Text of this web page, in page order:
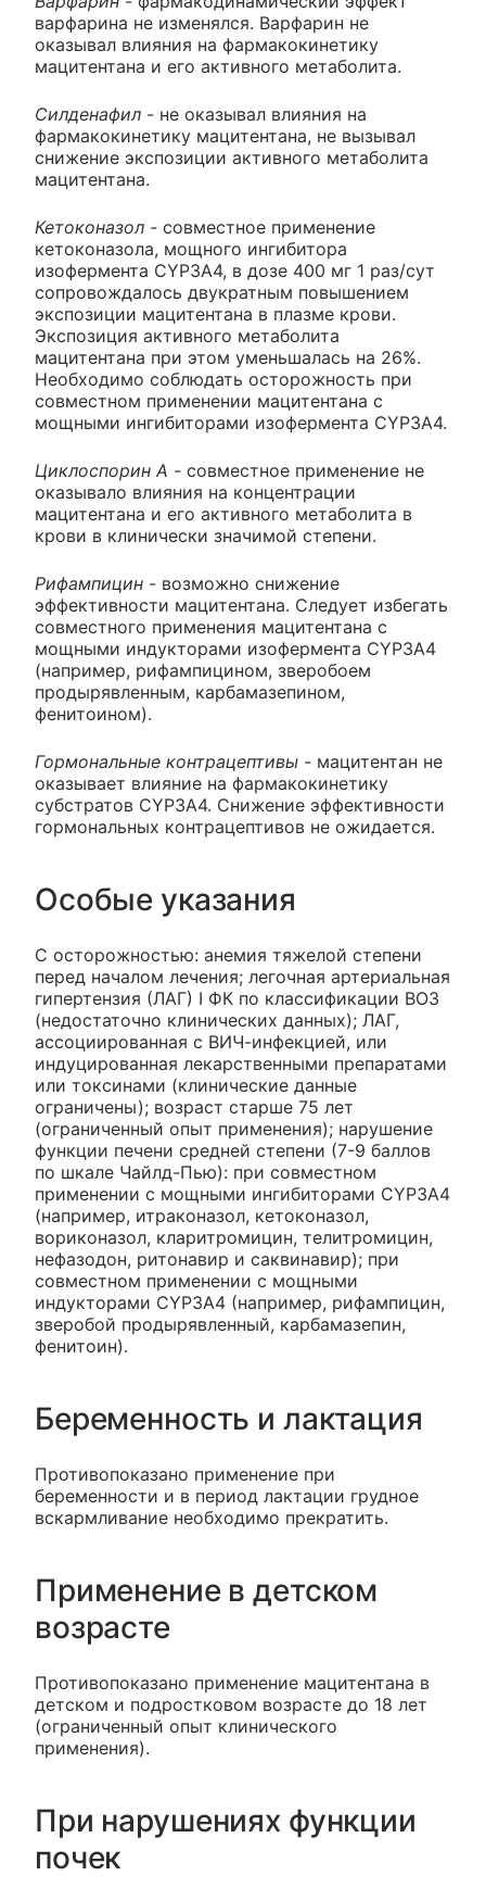
варфарина не изменялся. Варфарин не
оказывал влияния на фармакокинетику
мацитентана и его активного метаболита.
Силденафил - не оказывал влияния на
фармакокинетику мацитентана, не вызывал
снижение экспозиции активного метаболита
мацитентана.
Кетоконазол - совместное применение
кетоконазола, мощного ингибитора
изофермента CYP3A4, в дозе 400 мг 1 раз/сут
сопровождалось двукратным повышением
экспозиции мацитентана в плазме крови.
Экспозиция активного метаболита
мацитентана при этом уменьшалась на 26%.
Необходимо соблюдать осторожность при
совместном применении мацитентана с
мощными ингибиторами изофермента CYP3A4.
Циклоспорин А - совместное применение не
оказывало влияния на концентрации
мацитентана и его активного метаболита в
крови в клинически значимой степени.
Рифампицин - возможно снижение
эффективности мацитентана. Следует избегать
совместного применения мацитентана с
мощными индукторами изофермента CYP3A4
(например, рифампицином, зверобоем
продырявленным, карбамазепином,
фенитоином).
Гормональные контрацептивы - мацитентан не
оказывает влияние на фармакокинетику
субстратов CYP3A4. Снижение эффективности
гормональных контрацептивов не ожидается.
Особые указания
С осторожностью: анемия тяжелой степени
перед началом лечения; легочная артериальная
гипертензия (ЛАГ) I ФК по классификации ВОЗ
(недостаточно клинических данных); ЛАГ,
ассоциированная с ВИЧ-инфекцией, или
индуцированная лекарственными препаратами
или токсинами (клинические данные
ограничены); возраст старше 75 лет
(ограниченный опыт применения); нарушение
функции печени средней степени (7-9 баллов
по шкале Чайлд-Пью): при совместном
применении с мощными ингибиторами CYP3A4
(например, итраконазол, кетоконазол,
вориконазол, кларитромицин, телитромицин,
нефазодон, ритонавир и саквинавир); при
совместном применении с мощными
индукторами CYP3A4 (например, рифампицин,
зверобой продырявленный, карбамазепин,
фенитоин).
Беременность и лактация
Противопоказано применение при
беременности и в период лактации грудное
вскармливание необходимо прекратить.
Применение в детском
возрасте
Противопоказано применение мацитентана в
детском и подростковом возрасте до 18 лет
(ограниченный опыт клинического
применения).
При нарушениях функции
почек